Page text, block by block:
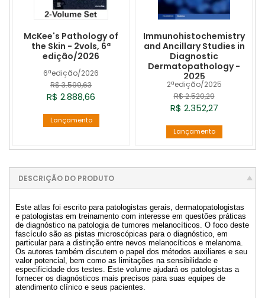
6ªedição/2026
McKee's Pathology of
the Skin - 2vols, 6ª
edição/2026
R$ 3.599,63
R$ 2.888,66
Lançamento
2ªedição/2025
Immunohistochemistry
and Ancillary Studies in
Diagnostic
Dermatopathology -
2025
R$ 2.520,29
R$ 2.352,27
Lançamento
DESCRIÇÃO DO PRODUTO
Este atlas foi escrito para patologistas gerais, dermatopatologistas
e patologistas em treinamento com interesse em questões práticas
de diagnóstico na patologia de tumores melanocíticos. O foco deste
fascículo são as pistas microscópicas para o diagnóstico, em
particular para a distinção entre nevos melanocíticos e melanoma.
Os autores também discutem o papel dos métodos auxiliares e seu
valor potencial, bem como as limitações na sensibilidade e
especificidade dos testes. Este volume ajudará os patologistas a
fornecer os diagnósticos mais precisos para suas equipes de
atendimento clínico e seus pacientes.